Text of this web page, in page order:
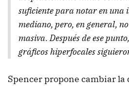
suficiente para notar en una
mediano, pero, en general,
masiva. Después de ese
gráficos hiperfocales
Spencer propone cambiar